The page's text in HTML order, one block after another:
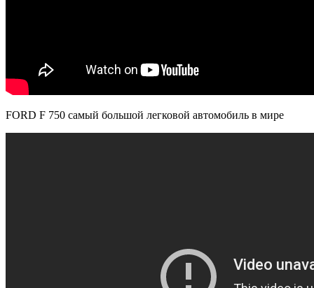
FORD F 750 самый большой легковой автомобиль в мире